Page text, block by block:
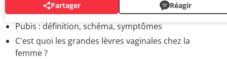
Partager Réagir
SYSTÈME REPRODUCTEUR
Pubis : définition, schéma, symptômes
C'est quoi les grandes lèvres vaginales chez la
femme ?